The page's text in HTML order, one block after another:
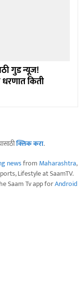
गुड न्यूज!
किती
क्लिक करा.
newsfrom Maharashtra,
Lifestyle at SaamTV.
Saam Tv app forAndroid